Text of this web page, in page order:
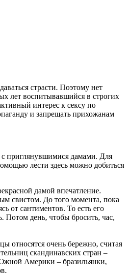
страсти. Поэтому нет
лет воспитывавшийся в строгих
интерес к сексу по
и запрещать прихожанам
с приглянувшимися дамами. Для
лести здесь можно добиться
дамой впечатление.
свистом. До того момента, пока
от сантиментов. То есть его
Потом день, чтобы бросить, час,
относятся очень бережно, считая
скандинавских стран –
Америки – бразильянки,